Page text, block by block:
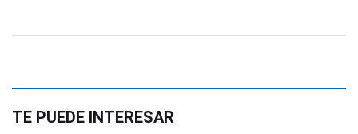
TE PUEDE INTERESAR